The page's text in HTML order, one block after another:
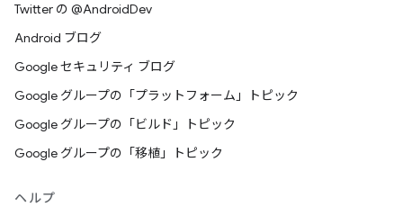
Twitter の @AndroidDev
Android ブログ
Google セキュリティ ブログ
Google グループの「プラットフォーム」トピック
Google グループの「ビルド」トピック
Google グループの「移植」トピック
ヘルプ